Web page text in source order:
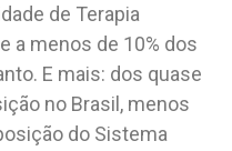
de Terapia
a menos de 10% dos
E mais: dos quase
no Brasil, menos
do Sistema